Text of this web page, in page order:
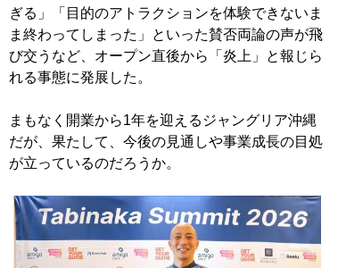
ぎる」「目的のアトラクションを体験できないま
ま終わってしまった」といった賛否両論の声が飛
び交うなど、オープン直後から「炎上」と報じら
れる事態に発展した。
まもなく開業から1年を迎えるジャングリア沖縄
だが、果たして、今後の見通しや事業成長の目処
が立っているのだろうか。